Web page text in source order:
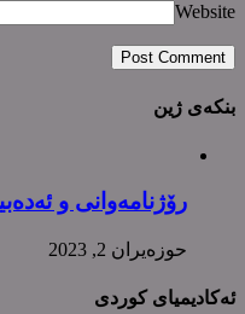
Website
بنکەی ژین
رۆژنامەوانی و
حوزه‌یران 2, 2023
ئەکادیمیای کوردی